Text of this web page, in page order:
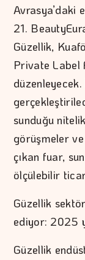
Avrasya’daki
21.
Güzellik,
Private Label
sunduğu
görüşmeler
çıkan fuar,
ölçülebilir
Güzellik
ediyor: 2025
Güzellik